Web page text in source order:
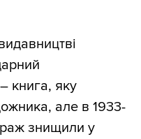
книга, яку
але в 1933-
знищили у